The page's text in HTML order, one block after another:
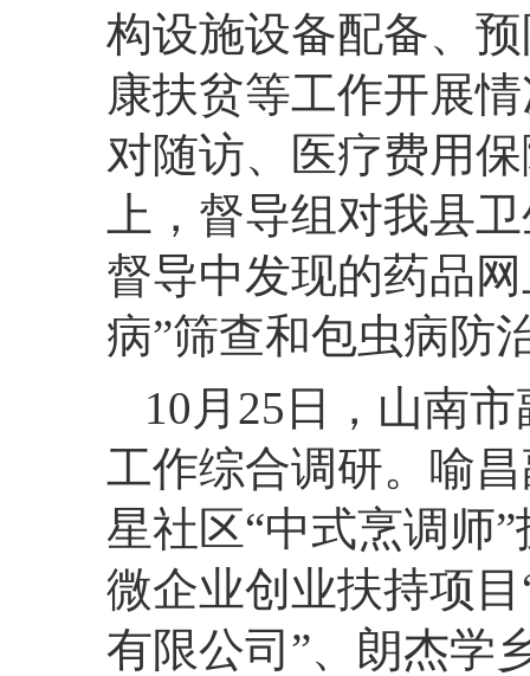
构设施设备配备、
康扶贫等工作开展
对随访、医疗费用
上，督导组对我县
督导中发现的药品
病”筛查和包虫病防
10月25日，山南
工作综合调研。喻
星社区“中式烹调师
微企业创业扶持项
有限公司”、朗杰学